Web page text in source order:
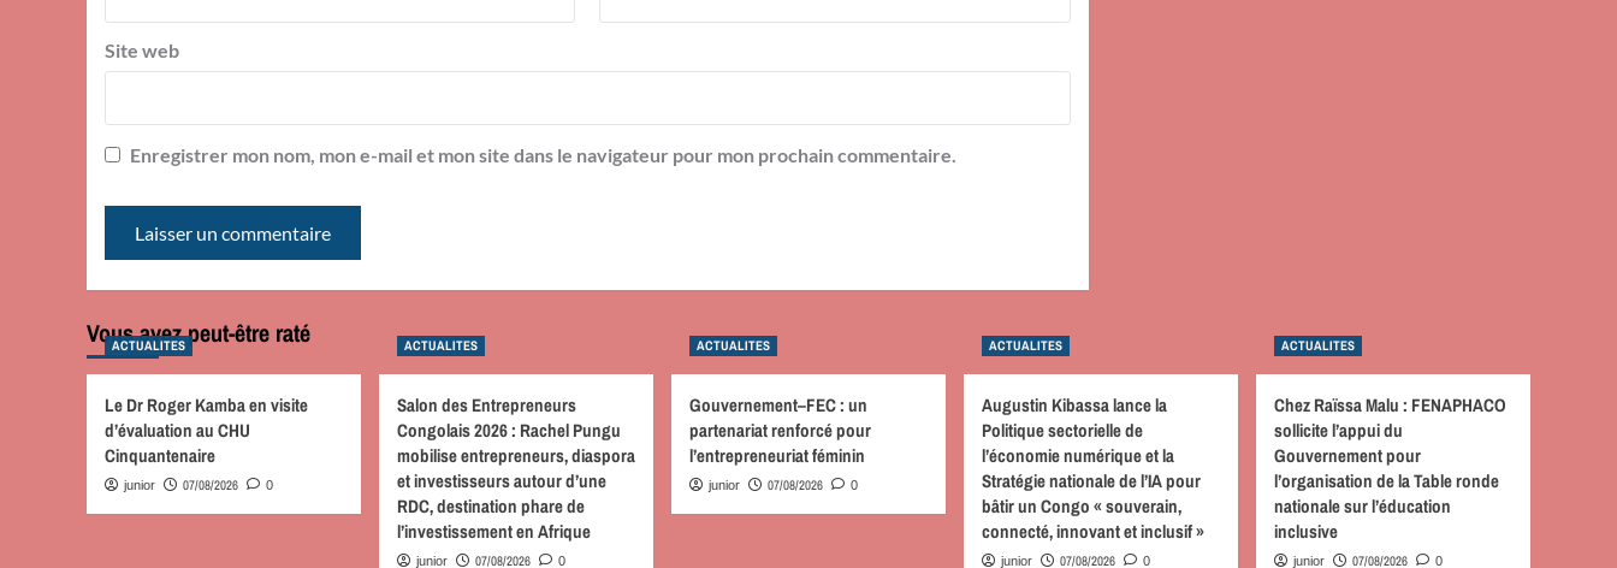
Site web
Enregistrer mon nom, mon e-mail et mon site dans le navigateur pour mon prochain commentaire.
Vous avez peut-être raté
ACTUALITES
Le Dr Roger Kamba en visite
d’évaluation au CHU
Cinquantenaire
junior 07/08/2026 0
ACTUALITES
Salon des Entrepreneurs
Congolais 2026 : Rachel Pungu
mobilise entrepreneurs, diaspora
et investisseurs autour d’une
RDC, destination phare de
l’investissement en Afrique
junior 07/08/2026 0
ACTUALITES
Gouvernement–FEC : un
partenariat renforcé pour
l’entrepreneuriat féminin
junior 07/08/2026 0
ACTUALITES
Augustin Kibassa lance la
Politique sectorielle de
l’économie numérique et la
Stratégie nationale de l’IA pour
bâtir un Congo « souverain,
connecté, innovant et inclusif »
junior 07/08/2026 0
ACTUALITES
Chez Raïssa Malu : FENAPHACO
sollicite l’appui du
Gouvernement pour
l’organisation de la Table ronde
nationale sur l’éducation
inclusive
junior 07/08/2026 0